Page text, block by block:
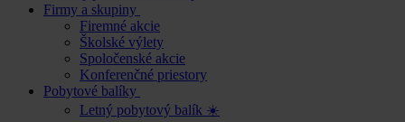
Firmy a skupiny
Firemné akcie
Školské výlety
Spoločenské akcie
Konferenčné priestory
Pobytové balíky
Letný pobytový balík ☀️